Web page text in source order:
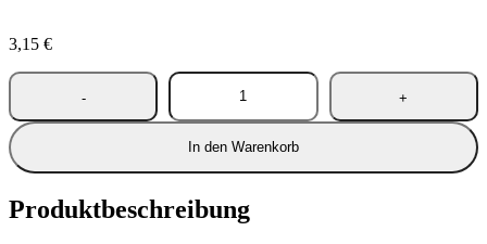
3,15 €
In den Warenkorb
Produktbeschreibung